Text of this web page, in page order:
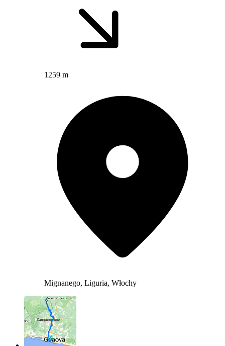
1259 m
Mignanego, Liguria, Włochy